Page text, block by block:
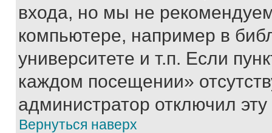
входа, но мы не
компьютере, например в
университете и т.п. Если
каждом посещении»
администратор отключил
Вернуться наверх